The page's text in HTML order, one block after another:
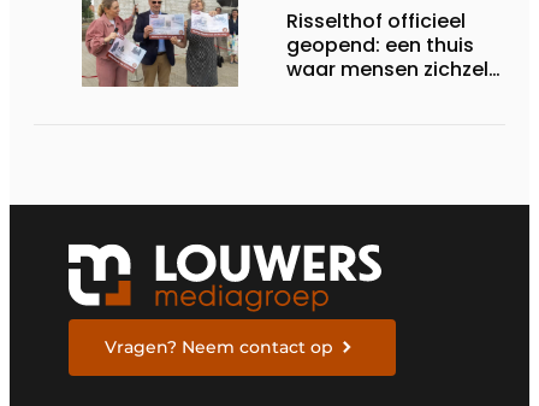
Risselthof officieel
geopend: een thuis
waar mensen zichzelf
Vragen? Neem contact op